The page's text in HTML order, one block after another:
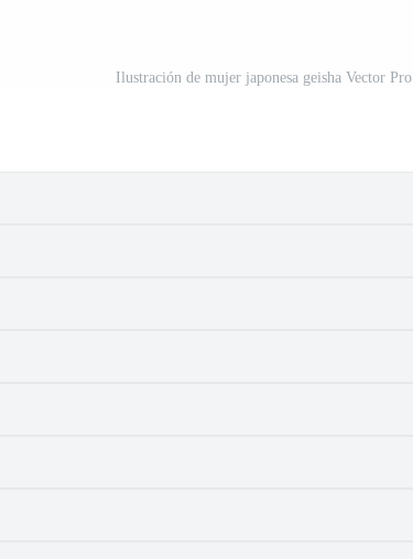
Ilustración de mujer japonesa geisha Vector Pro